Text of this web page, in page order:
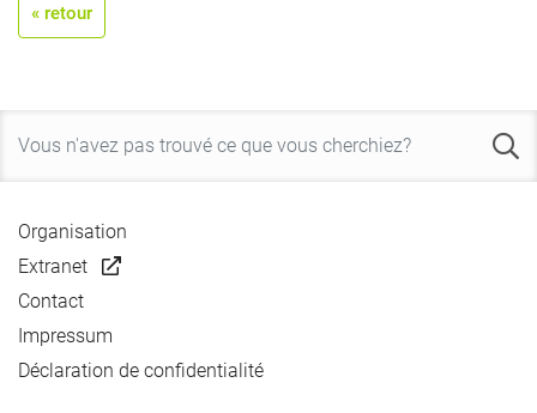
« retour
Organisation
Extranet
Contact
Impressum
Déclaration de confidentialité